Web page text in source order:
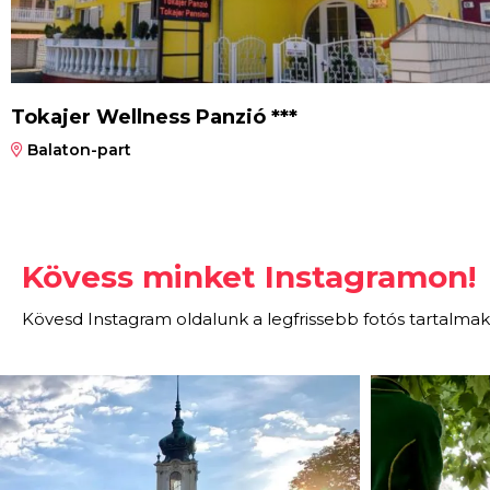
Tokajer Wellness Panzió ***
Balaton-part
Kövess minket Instagramon!
Kövesd Instagram oldalunk a legfrissebb fotós